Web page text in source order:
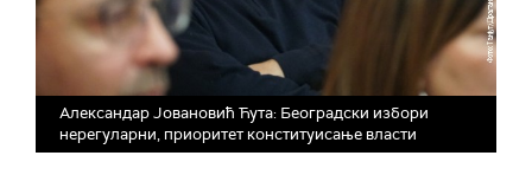
Александар Јовановић Ћута: Београдски избори
нерегуларни, приоритет конституисање власти